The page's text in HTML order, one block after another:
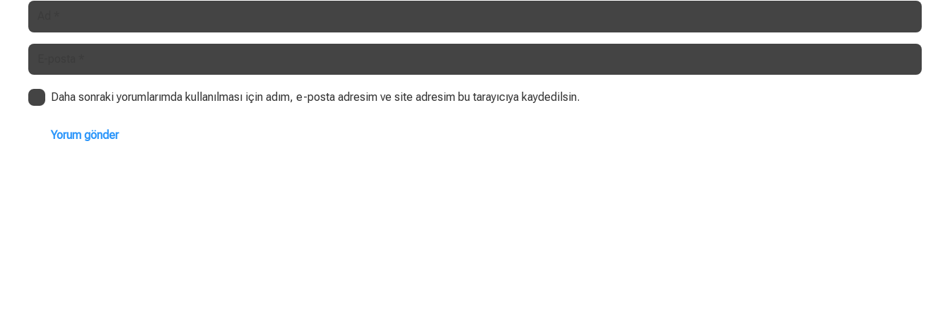
Daha sonraki yorumlarımda kullanılması için adım, e-posta adresim ve site adresim bu tarayıcıya kaydedilsin.
Yorum gönder